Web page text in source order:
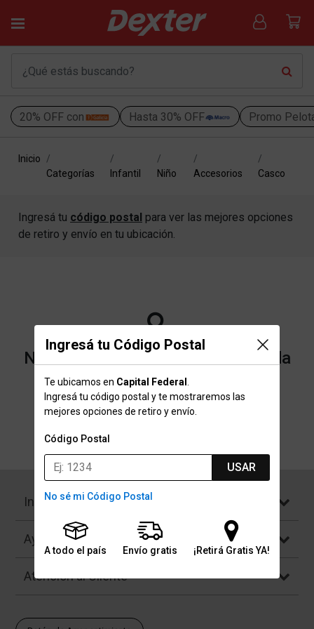
20% OFF con Hasta 30% OFF Promo
Ingresá tu Código Postal
Te ubicamos en Capital Federal
Ingresá tu código postal y te mostraremos las
mejores opciones de retiro y envío.
Código Postal
USAR
No sé mi Código Postal
A todo el país Envío gratis ¡Retirá Gratis YA!
Inicio
Categorías
Infantil Niño Accesorios Casco
Ingresá tu código postal para ver las mejores opciones
de retiro y envío en tu ubicación.
No encontramos resultados para la
categoría "Casco" que buscaste.
Volver a la página de inicio
Institucional
Ayuda
Atención al Cliente